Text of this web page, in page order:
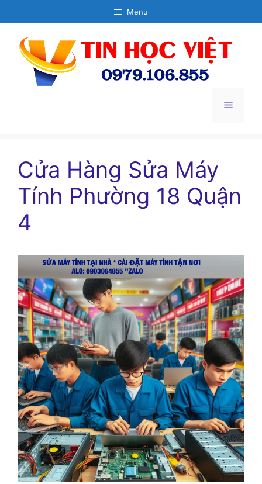
đến
dung
Menu
Menu
Cửa Hàng Sửa Máy
Tính Phường 18 Quận
4